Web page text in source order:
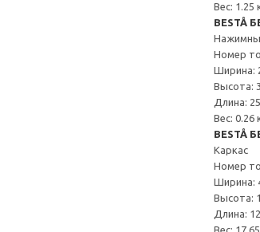
Вес: 1.25
BESTÅ
Номер
Ширина:
Высота:
Длина:
Вес: 0.26
BESTÅ
Каркас
Номер
Ширина:
Высота:
Длина:
Вес: